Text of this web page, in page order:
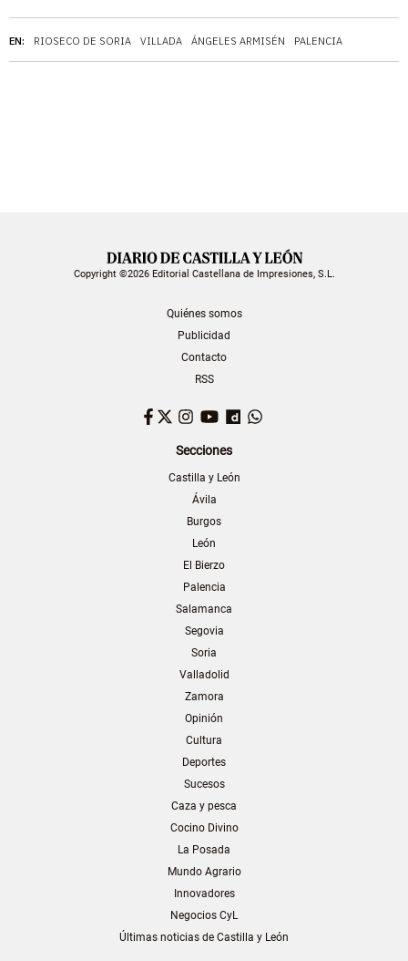
EN: RIOSECO DE SORIA VILLADA ÁNGELES ARMISÉN PALENCIA
Copyright ©2026 Editorial Castellana de Impresiones, S.L.
Quiénes somos
Publicidad
Contacto
RSS
Facebook
TwitterInstagram
YouTubeDailymotion
Secciones
Castilla y León
Ávila
Burgos
León
El Bierzo
Palencia
Salamanca
Segovia
Soria
Valladolid
Zamora
Opinión
Cultura
Deportes
Sucesos
Caza y pesca
Cocino Divino
La Posada
Mundo Agrario
Innovadores
Negocios CyL
Últimas noticias de Castilla y León